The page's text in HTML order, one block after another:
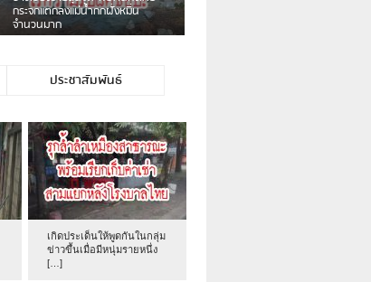
ดินสไลด์ ต้องจัดการกันเอง
ประชาสัมพันธ์
เกิดประเด็นให้พูดกันในกลุ่ม
ข่าวขึ้นเมื่อมีหนุ่มรายหนึ่ง
[…]